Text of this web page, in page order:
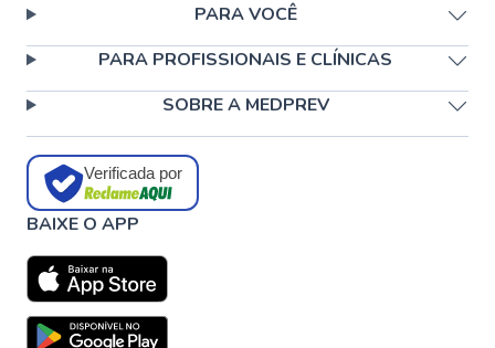
PARA VOCÊ
PARA PROFISSIONAIS E CLÍNICAS
SOBRE A MEDPREV
Verificada por
BAIXE O APP